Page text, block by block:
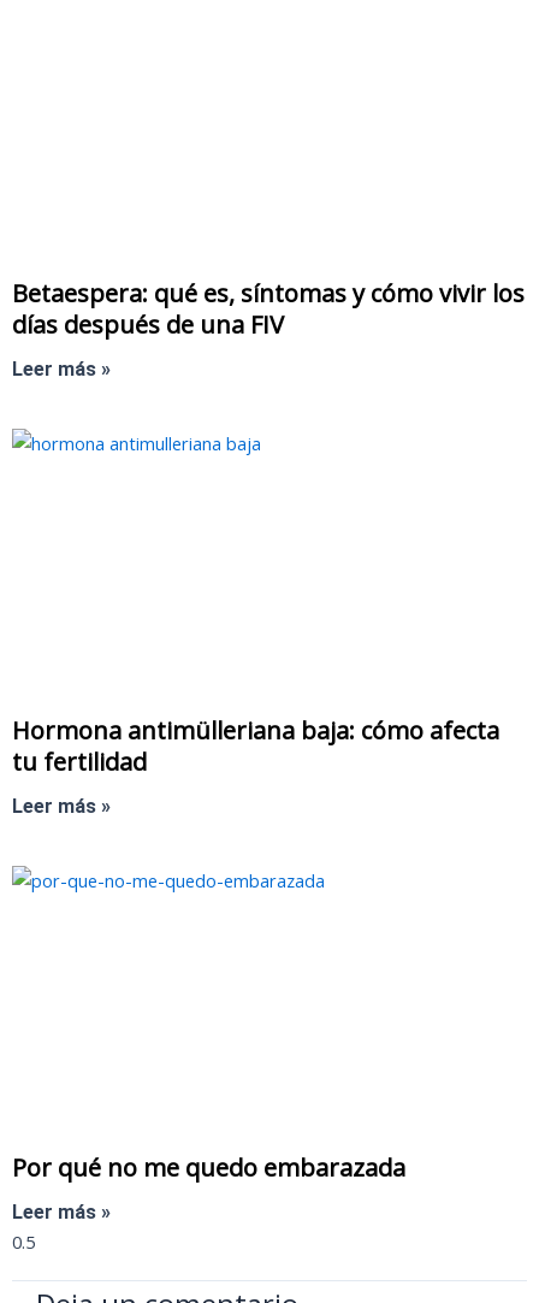
Betaespera: qué es, síntomas y cómo vivir los
días después de una FIV
Leer más »
Hormona antimülleriana baja: cómo afecta
tu fertilidad
Leer más »
Por qué no me quedo embarazada
Leer más »